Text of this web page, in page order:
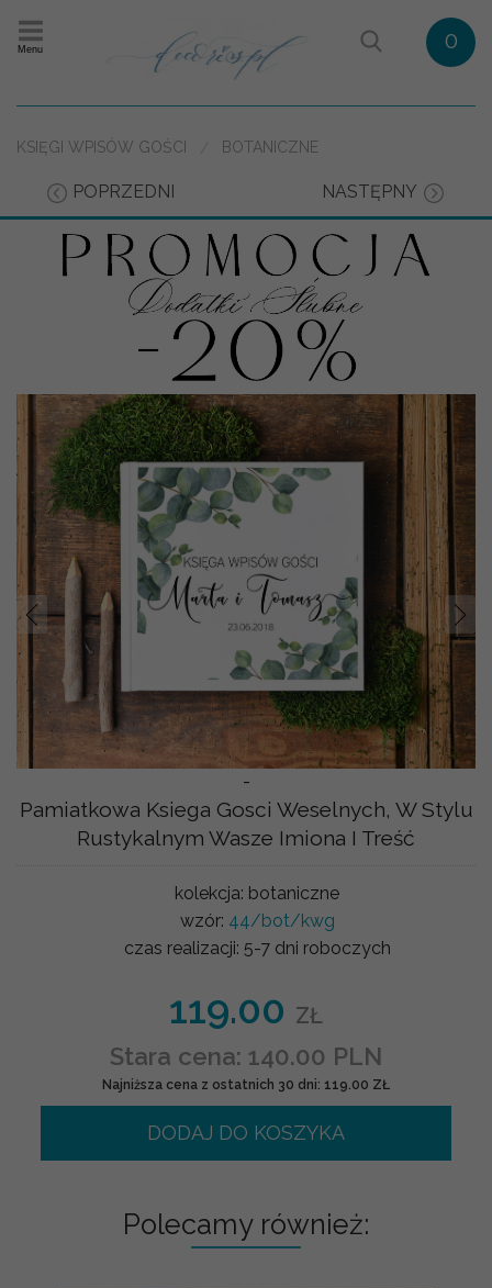
Menu 0
KSIĘGI WPISÓW GOŚCI BOTANICZNE
POPRZEDNI NASTĘPNY
-
Prev
Pamiatkowa Ksiega Gosci Weselnych, W Stylu
Rustykalnym Wasze Imiona I Treść
kolekcja: botaniczne
wzór: 44/bot/kwg
czas realizacji: 5-7 dni roboczych
119.00 ZŁ
Stara cena: 140.00 PLN
Najniższa cena z ostatnich 30 dni: 119.00 ZŁ
DODAJ DO KOSZYKA
Polecamy również: